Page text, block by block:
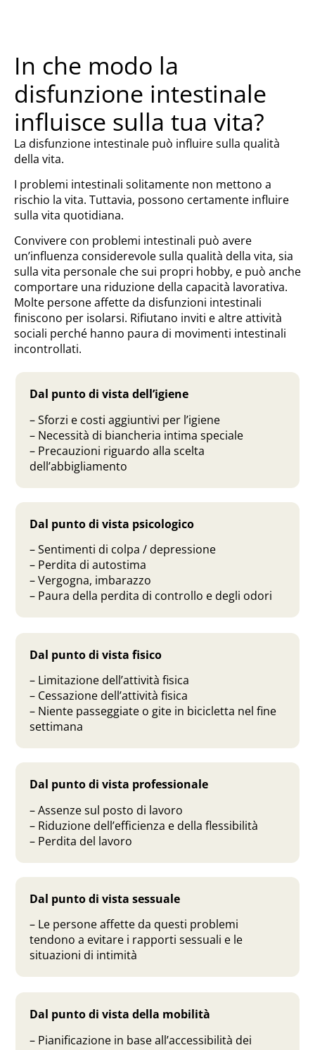
In che modo la
disfunzione intestinale
influisce sulla tua vita?
La disfunzione intestinale può influire sulla qualità
della vita.
I problemi intestinali solitamente non mettono a
rischio la vita. Tuttavia, possono certamente influire
sulla vita quotidiana.
Convivere con problemi intestinali può avere
un’influenza considerevole sulla qualità della vita, sia
sulla vita personale che sui propri hobby, e può anche
comportare una riduzione della capacità lavorativa.
Molte persone affette da disfunzioni intestinali
finiscono per isolarsi. Rifiutano inviti e altre attività
sociali perché hanno paura di movimenti intestinali
incontrollati.
Dal punto di vista dell’igiene
– Sforzi e costi aggiuntivi per l’igiene
– Necessità di biancheria intima speciale
– Precauzioni riguardo alla scelta
dell’abbigliamento
Dal punto di vista psicologico
– Sentimenti di colpa / depressione
– Perdita di autostima
– Vergogna, imbarazzo
– Paura della perdita di controllo e degli odori
Dal punto di vista fisico
– Limitazione dell’attività fisica
– Cessazione dell’attività fisica
– Niente passeggiate o gite in bicicletta nel fine
settimana
Dal punto di vista professionale
– Assenze sul posto di lavoro
– Riduzione dell’efficienza e della flessibilità
– Perdita del lavoro
Dal punto di vista sessuale
– Le persone affette da questi problemi
tendono a evitare i rapporti sessuali e le
situazioni di intimità
Dal punto di vista della mobilità
– Pianificazione in base all’accessibilità dei